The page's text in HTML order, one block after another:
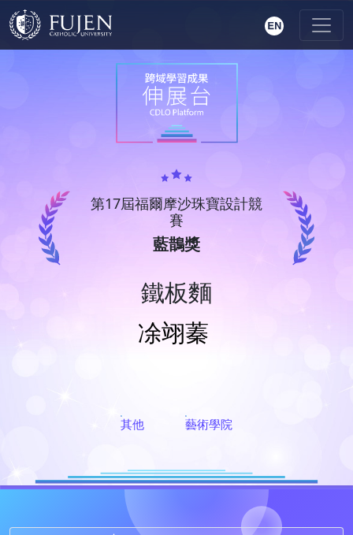
第17屆福爾摩沙珠寶設計競
賽
藍鵲獎
鐵板麵
凃翊蓁
其他 藝術學院